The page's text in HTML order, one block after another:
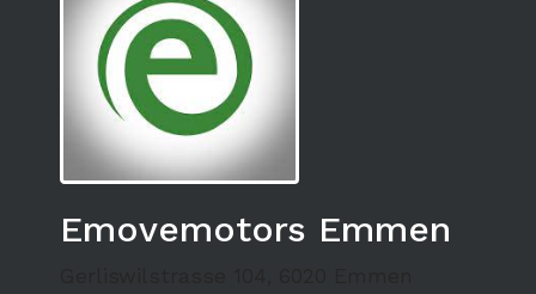
Emovemotors Emmen